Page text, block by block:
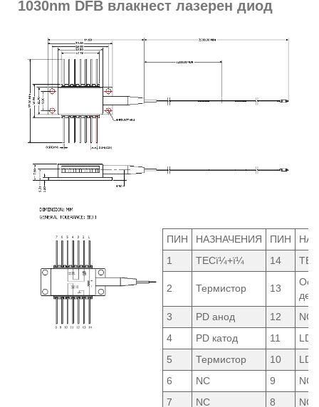
1030nm DFB влакнест лазерен диод
ПИН НАЗНАЧЕНИЯ ПИН
1
TECï¼+ï¼ 14
2 Термистор 13
3
PD анод 12
NC
4
PD катод 11
LD
5
Термистор 10
LD
6
NC 9
NC
7
NC 8 NC